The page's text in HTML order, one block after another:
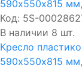
Код: 5S-
В наличии 8 шт.
Кресло
590х550х815